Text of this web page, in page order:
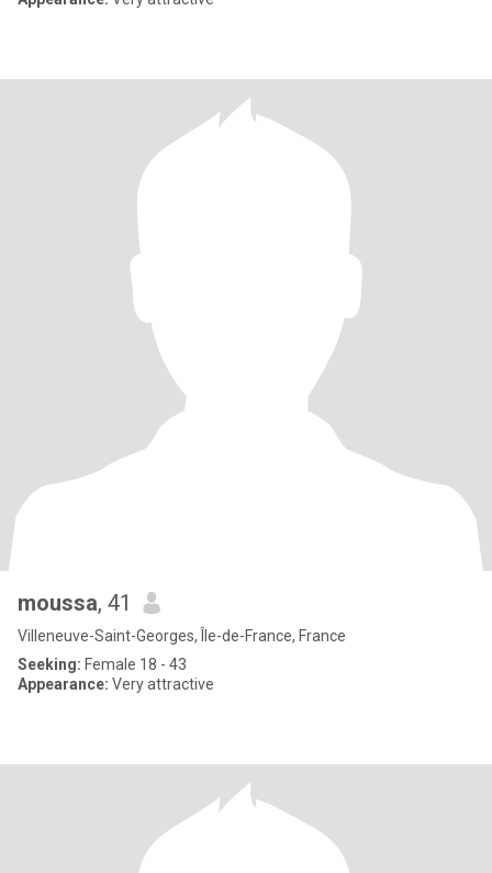
moussa, 41
Villeneuve-Saint-Georges, Île-de-France, France
Seeking: Female 18 - 43
Appearance: Very attractive